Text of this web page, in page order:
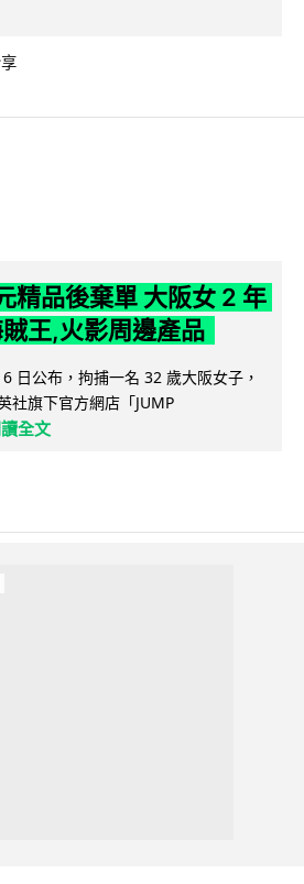
精品後棄單 大阪女 2 年
王,火影周邊產品
日公布，拘捕一名 32 歲大阪女子，
社旗下官方網店「JUMP
全文